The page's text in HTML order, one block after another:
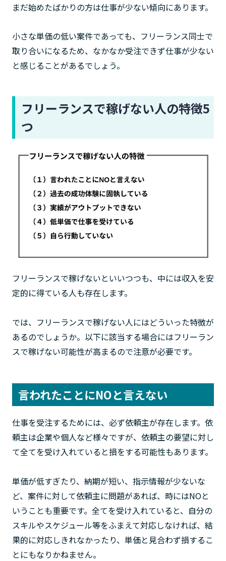
まだ始めたばかりの方は仕事が少ない傾向にあります。
小さな単価の低い案件であっても、フリーランス同士で
取り合いになるため、なかなか受注できず仕事が少ない
と感じることがあるでしょう。
フリーランスで稼げない人の特徴5
つ
フリーランスで稼げないといいつつも、中には収入を安
定的に得ている人も存在します。
では、フリーランスで稼げない人にはどういった特徴が
あるのでしょうか。以下に該当する場合にはフリーラン
スで稼げない可能性が高まるので注意が必要です。
言われたことにNOと言えない
仕事を受注するためには、必ず依頼主が存在します。依
頼主は企業や個人など様々ですが、依頼主の要望に対し
て全てを受け入れていると損をする可能性もあります。
単価が低すぎたり、納期が短い、指示情報が少ないな
ど、案件に対して依頼主に問題があれば、時にはNOと
いうことも重要です。全てを受け入れていると、自分の
スキルやスケジュール等をふまえて対応しなければ、結
果的に対応しきれなかったり、単価と見合わず損するこ
とにもなりかねません。